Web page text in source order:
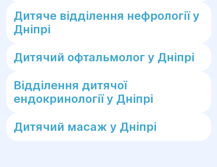
Дитяче відділення нефрології у
Дніпрі
Дитячий офтальмолог у Дніпрі
Відділення дитячої
ендокринології у Дніпрі
Дитячий масаж у Дніпрі